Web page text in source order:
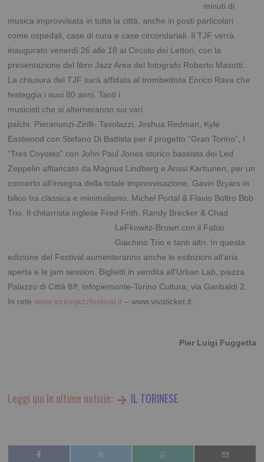
minuti di
musica improvvisata in tutta la città, anche in posti particolari
come ospedali, case di cura e case circondariali. Il TJF verrà
inaugurato venerdì 26 alle 18 al Circolo dei Lettori, con la
presentazione del libro Jazz Area del fotografo Roberto Masotti.
La chiusura del TJF sarà affidata al trombettista Enrico Rava che
festeggia i suoi 80 anni. Tanti i
musicisti che si alterneranno sui vari
palchi. Pieranunzi-Zirilli- Tavolazzi, Joshua Redman, Kyle
Eastwood con Stefano Di Battista per il progetto “Gran Torino”, I
“Tres Coyotes” con John Paul Jones storico bassista dei Led
Zeppelin affiancato da Magnus Lindberg e Anssi Karttunen, per un
concerto all’insegna della totale improvvisazione, Gavin Bryars in
bilico tra classica e minimalismo, Michel Portal & Flavio Boltro Bbb
Trio. Il chitarrista inglese Fred Frith. Randy Brecker & Chad
LeFkowitz-Brown con il Fabio
Giachino Trio e tanti altri. In questa
edizione del Festival aumenteranno anche le esibizioni all’aria
aperta e le jam session. Biglietti in vendita all’Urban Lab, piazza
Palazzo di Città 8/f; Infopiemonte-Torino Cultura, via Garibaldi 2.
In retewww.torinojazzfestival.it – www.vivaticket.it.
Pier Luigi Fuggetta
Leggi qui le ultime notizie: IL TORINESE